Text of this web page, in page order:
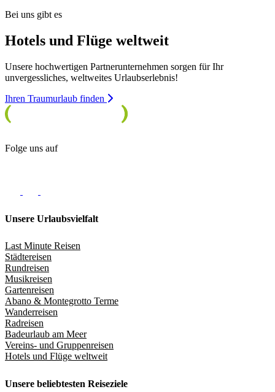
Bei uns gibt es
Hotels und Flüge weltweit
Unsere hochwertigen Partnerunternehmen sorgen für Ihr
unvergessliches, weltweites Urlaubserlebnis!
Ihren Traumurlaub finden
Folge uns auf
Unsere Urlaubsvielfalt
Last Minute Reisen
Städtereisen
Rundreisen
Musikreisen
Gartenreisen
Abano & Montegrotto Terme
Wanderreisen
Radreisen
Badeurlaub am Meer
Vereins- und Gruppenreisen
Hotels und Flüge weltweit
Unsere beliebtesten Reiseziele